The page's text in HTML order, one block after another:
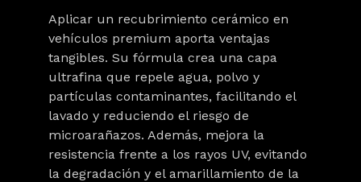
Aplicar un recubrimiento cerámico en
vehículos premium aporta ventajas
tangibles. Su fórmula crea una capa
ultrafina que repele agua, polvo y
partículas contaminantes, facilitando el
lavado y reduciendo el riesgo de
microarañazos. Además, mejora la
resistencia frente a los rayos UV, evitando
la degradación y el amarillamiento de la